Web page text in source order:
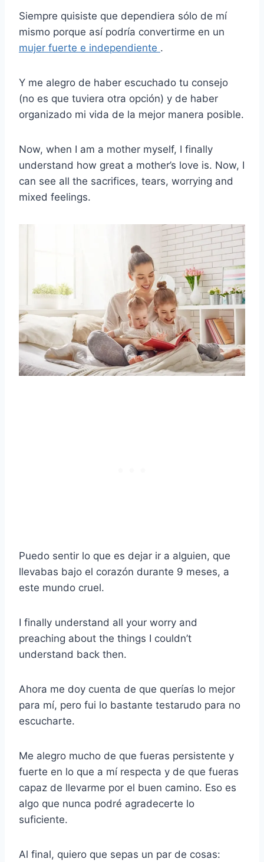
Siempre quisiste que dependiera sólo de mí
mismo porque así podría convertirme en un
mujer fuerte e independiente .
Y me alegro de haber escuchado tu consejo
(no es que tuviera otra opción) y de haber
organizado mi vida de la mejor manera posible.
Now, when I am a mother myself, I finally
understand how great a mother’s love is. Now, I
can see all the sacrifices, tears, worrying and
mixed feelings.
Puedo sentir lo que es dejar ir a alguien, que
llevabas bajo el corazón durante 9 meses, a
este mundo cruel.
I finally understand all your worry and
preaching about the things I couldn’t
understand back then.
Ahora me doy cuenta de que querías lo mejor
para mí, pero fui lo bastante testarudo para no
escucharte.
Me alegro mucho de que fueras persistente y
fuerte en lo que a mí respecta y de que fueras
capaz de llevarme por el buen camino. Eso es
algo que nunca podré agradecerte lo
suficiente.
Al final, quiero que sepas un par de cosas: